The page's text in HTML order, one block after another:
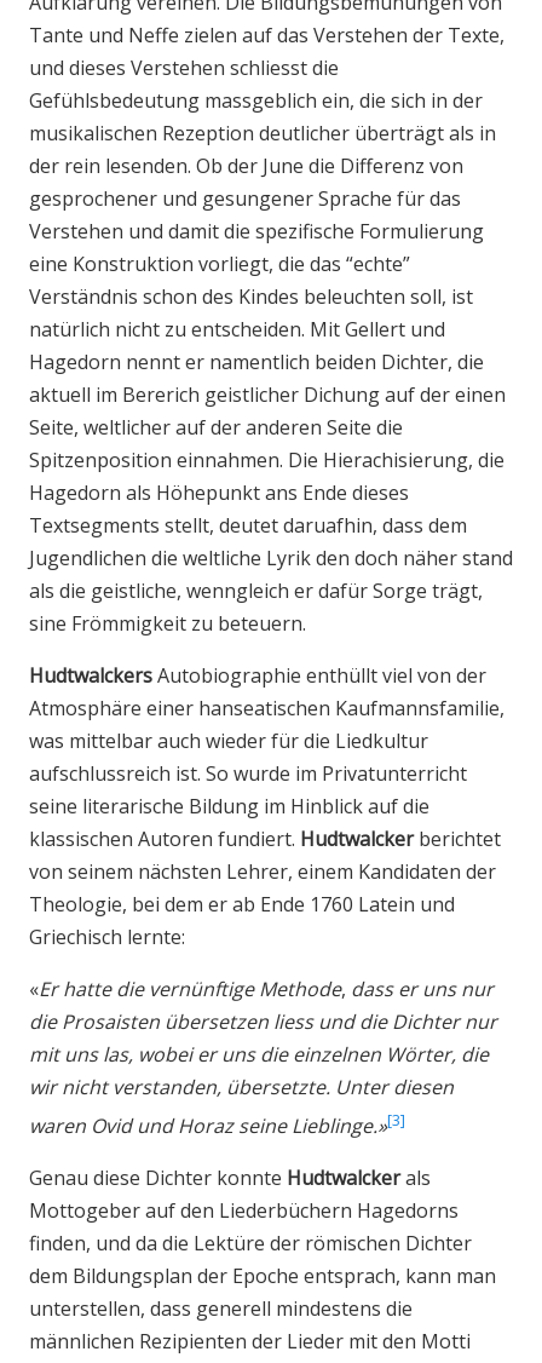
Tante und Neffe zielen auf das Verstehen der Texte,
und dieses Verstehen schliesst die
Gefühlsbedeutung massgeblich ein, die sich in der
musikalischen Rezeption deutlicher überträgt als in
der rein lesenden. Ob der June die Differenz von
gesprochener und gesungener Sprache für das
Verstehen und damit die spezifische Formulierung
eine Konstruktion vorliegt, die das “echte”
Verständnis schon des Kindes beleuchten soll, ist
natürlich nicht zu entscheiden. Mit Gellert und
Hagedorn nennt er namentlich beiden Dichter, die
aktuell im Bererich geistlicher Dichung auf der einen
Seite, weltlicher auf der anderen Seite die
Spitzenposition einnahmen. Die Hierachisierung, die
Hagedorn als Höhepunkt ans Ende dieses
Textsegments stellt, deutet daruafhin, dass dem
Jugendlichen die weltliche Lyrik den doch näher stand
als die geistliche, wenngleich er dafür Sorge trägt,
sine Frömmigkeit zu beteuern.
HudtwalckersAutobiographie enthüllt viel von der
Atmosphäre einer hanseatischen Kaufmannsfamilie,
was mittelbar auch wieder für die Liedkultur
aufschlussreich ist. So wurde im Privatunterricht
seine literarische Bildung im Hinblick auf die
klassischen Autoren fundiert. Hudtwalckerberichtet
von seinem nächsten Lehrer, einem Kandidaten der
Theologie, bei dem er ab Ende 1760 Latein und
Griechisch lernte:
«Er hatte die vernünftige Methode, dass er uns nur
die Prosaisten übersetzen liess und die Dichter nur
mit uns las, wobei er uns die einzelnen Wörter, die
wir nicht verstanden, übersetzte. Unter diesen
waren Ovid und Horaz seine Lieblinge.» 3
Genau diese Dichter konnte Hudtwalckerals
Mottogeber auf den Liederbüchern Hagedorns
finden, und da die Lektüre der römischen Dichter
dem Bildungsplan der Epoche entsprach, kann man
unterstellen, dass generell mindestens die
männlichen Rezipienten der Lieder mit den Motti